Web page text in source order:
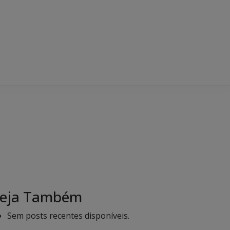
Também
Sem posts recentes disponíveis.